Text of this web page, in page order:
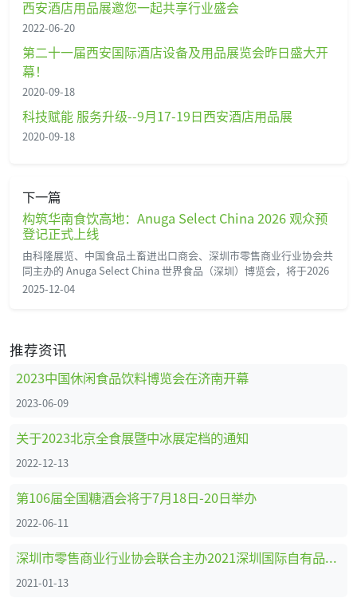
西安酒店用品展邀您一起共享行业盛会
2022-06-20
第二十一届西安国际酒店设备及用品展览会昨日盛大开
幕！
2020-09-18
科技赋能 服务升级--9月17-19日西安酒店用品展
2020-09-18
下一篇
构筑华南食饮高地：Anuga Select China 2026 观众预
登记正式上线
由科隆展览、中国食品土畜进出口商会、深圳市零售商业行业协会共
同主办的 Anuga Select China 世界食品（深圳）博览会，将于2026
2025-12-04
推荐资讯
2023中国休闲食品饮料博览会在济南开幕
2023-06-09
关于2023北京全食展暨中冰展定档的通知
2022-12-13
第106届全国糖酒会将于7月18日-20日举办
2022-06-11
深圳市零售商业行业协会联合主办2021深圳国际自有品牌展
2021-01-13